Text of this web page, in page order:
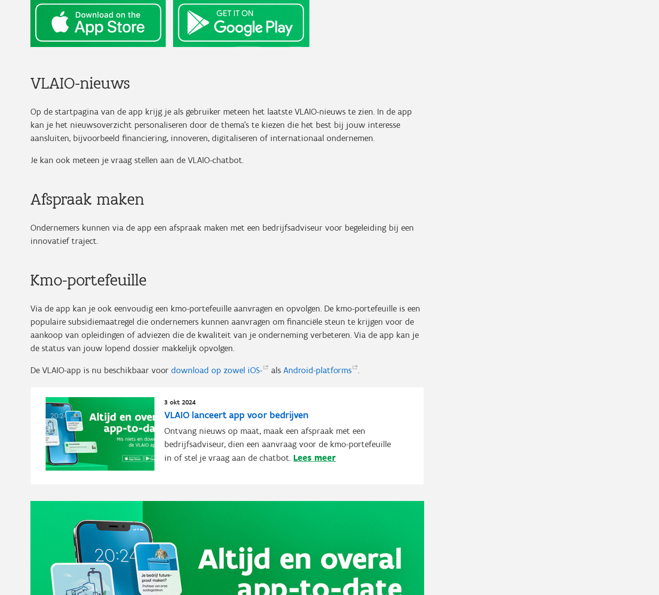
VLAIO-nieuws
Op de startpagina van de app krijg je als gebruiker meteen het laatste VLAIO-nieuws te zien. In de app
kan je het nieuwsoverzicht personaliseren door de thema’s te kiezen die het best bij jouw interesse
aansluiten, bijvoorbeeld financiering, innoveren, digitaliseren of internationaal ondernemen.
Je kan ook meteen je vraag stellen aan de VLAIO-chatbot.
Afspraak maken
Ondernemers kunnen via de app een afspraak maken met een bedrijfsadviseur voor begeleiding bij een
innovatief traject.
Kmo-portefeuille
Via de app kan je ook eenvoudig een kmo-portefeuille aanvragen en opvolgen. De kmo-portefeuille is een
populaire subsidiemaatregel die ondernemers kunnen aanvragen om financiële steun te krijgen voor de
aankoop van opleidingen of adviezen die de kwaliteit van je onderneming verbeteren. Via de app kan je
de status van jouw lopend dossier makkelijk opvolgen.
De VLAIO-app is nu beschikbaar voor download op zowel iOS- als Android-platforms .
3 okt 2024
VLAIO lanceert app voor bedrijven
Ontvang nieuws op maat, maak een afspraak met een
bedrijfsadviseur, dien een aanvraag voor de kmo-portefeuille
in of stel je vraag aan de chatbot. Lees meer